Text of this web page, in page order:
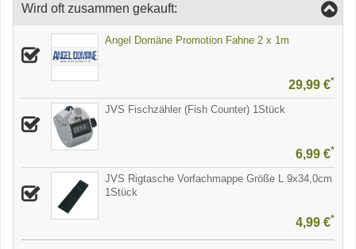
Wird oft zusammen gekauft:
Angel Domäne Promotion Fahne 2 x 1m
29,99 €*
JVS Fischzähler (Fish Counter) 1Stück
6,99 €*
JVS Rigtasche Vorfachmappe Größe L 9x34,0cm
1Stück
4,99 €*